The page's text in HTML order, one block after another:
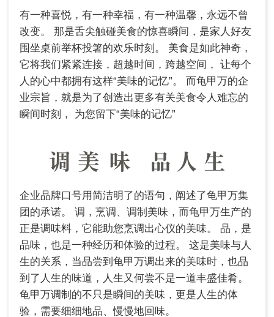
有一种喜悦，有一种幸福，有一种温馨，永远不曾
改变。
那是舌尖触碰美食的惊喜瞬间，是家人好友
围坐桌前举杯投箸的欢乐时刻。
美食是如此神奇，
它将我们紧紧连接，超越时间，跨越空间，
让每个
人的心中都拥有这样“美味的记忆”。
而龟甲万的企
业宗旨，就是为了创造出更多有关美食令人难忘的
瞬间时刻，
为您留下“美味的记忆”
企业品牌口号用简洁明了的语句，阐述了龟甲万集
团的承诺。
调，烹调、调制美味，而龟甲万生产的
正是调味料，它能助您烹调出心仪的美味。
品，是
品味，也是一种经历和体验的过程。
这是美味与人
生的关系，当品尝到龟甲万调出来的美味时，也品
到了人生的味道，人生又何尝不是一道丰盛佳肴。
龟甲万调制的不只是瞬间的美味，更是人生的体
验，需要细细地品、慢慢地回味。